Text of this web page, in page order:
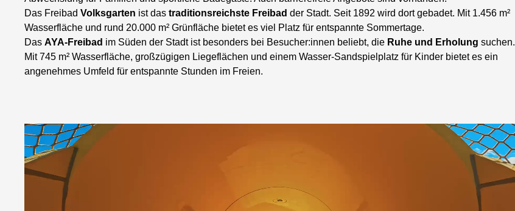
Das FreibadVolksgarten ist dastraditionsreichste Freibad der Stadt. Seit 1892 wird dort gebadet. Mit 1.456 m²
Wasserfläche und rund 20.000 m² Grünfläche bietet es viel Platz für entspannte Sommertage.
DasAYA-Freibad im Süden der Stadt ist besonders bei Besucher:innen beliebt, die Ruhe und Erholung suchen.
Mit 745 m² Wasserfläche, großzügigen Liegeflächen und einem Wasser-Sandspielplatz für Kinder bietet es ein
angenehmes Umfeld für entspannte Stunden im Freien.
Video
Player